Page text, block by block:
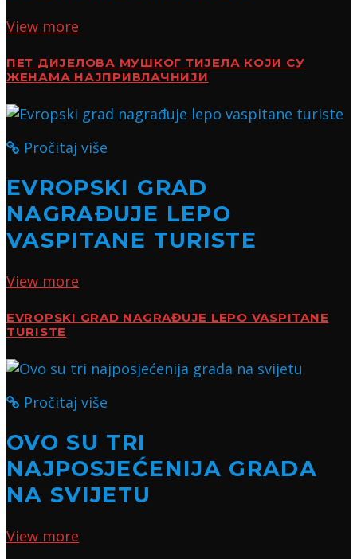
View more
ПЕТ ДИЈЕЛОВА МУШКОГ ТИЈЕЛА КОЈИ СУ
ЖЕНАМА НАЈПРИВЛАЧНИЈИ
Pročitaj više
EVROPSKI GRAD
NAGRAĐUJE LEPO
VASPITANE TURISTE
View more
EVROPSKI GRAD NAGRAĐUJE LEPO VASPITANE
TURISTE
Pročitaj više
OVO SU TRI
NAJPOSJEĆENIJA GRADA
NA SVIJETU
View more